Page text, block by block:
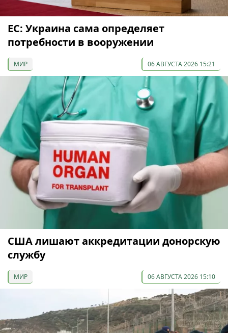
ЕС: Украина сама определяет
потребности в вооружении
МИР 06 АВГУСТА 2026 15:21
США лишают аккредитации донорскую
службу
МИР 06 АВГУСТА 2026 15:10